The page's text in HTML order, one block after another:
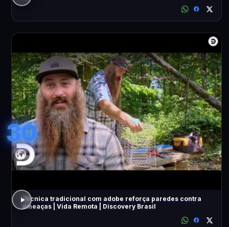
30
Técnica tradicional com adobe reforça paredes contra
ameaças | Vida Remota | Discovery Brasil